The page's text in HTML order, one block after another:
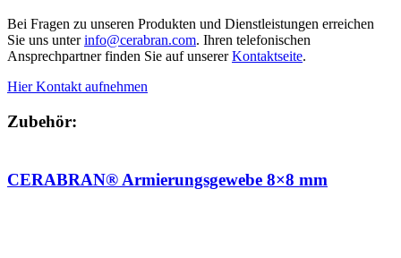
Bei Fragen zu unseren Produkten und Dienstleistungen erreichen
Sie uns unterinfo@cerabran.com. Ihren telefonischen
Ansprechpartner finden Sie auf unsererKontaktseite.
Hier Kontakt aufnehmen
Zubehör:
CERABRAN® Armierungsgewebe 8×8 mm